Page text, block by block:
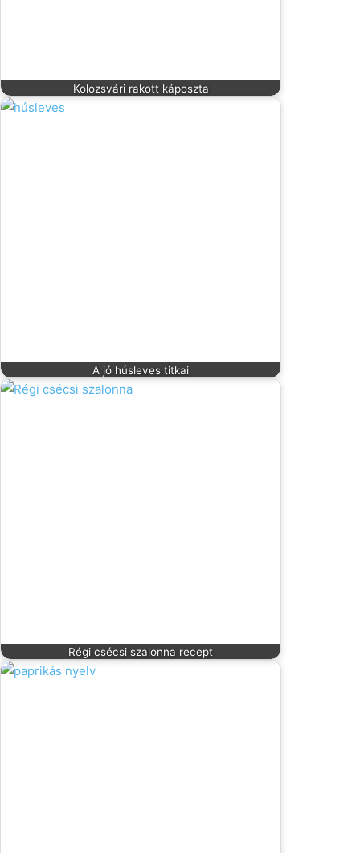
Kolozsvári rakott káposzta
A jó húsleves titkai
Régi csécsi szalonna recept